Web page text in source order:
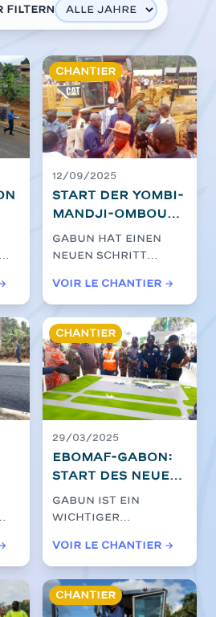
filtern
Chantier
12/09/2025
Start der Yombi-
Mandji-Omboué
Straße bitumen
Werke
Gabun hat einen
neuen Schritt
seine
Infrastruktur zu
verbessern....
Voir le chantier →
Chantier
29/03/2025
EBOMAF-GABON:
Start des neuen
Flughafens
Andem und der
Stadt Libreville
2
Gabun ist ein
wichtiger
Entwicklung seiner
Infrastruktur. Am
...
Voir le chantier →
Chantier